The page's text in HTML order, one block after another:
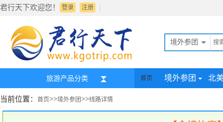
君行天下欢迎您！ 登录 |
注册
境外参团
旅游产品分类 首页 境外参团 北
当前位置： 首页>>境外参团>>线路详情